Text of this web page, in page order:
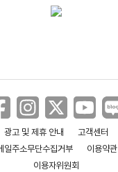
광고 및 제휴 안내 고객센터
일주소무단수집거부 이용약관
이용자위원회